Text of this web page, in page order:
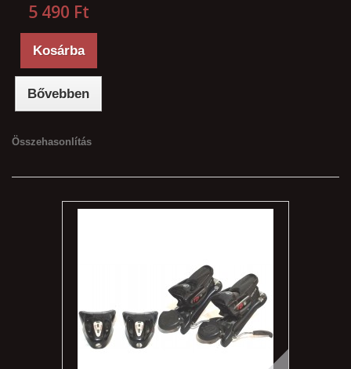
5 490 Ft‎
Kosárba
Bővebben
Összehasonlítás